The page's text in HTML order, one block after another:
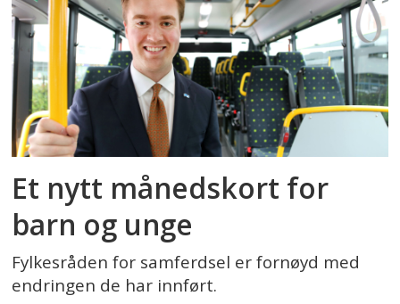
Et nytt månedskort for
barn og unge
Fylkesråden for samferdsel er fornøyd med
endringen de har innført.